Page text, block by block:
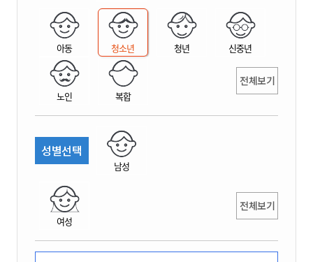
아동 청소년 청년 신중년
노인 복합
전체보기
성별선택
남성
여성
전체보기